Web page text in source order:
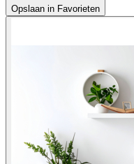
Opslaan in Favorieten